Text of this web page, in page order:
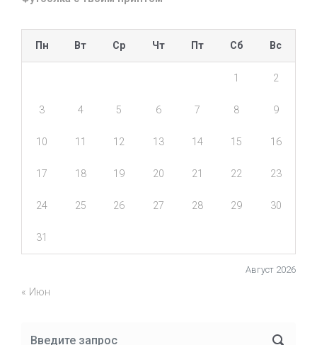
Август 2026
Пн Вт Ср Чт Пт Сб Вс
1 2
3 4 5 6 7 8 9
10 11 12 13 14 15 16
17 18 19 20 21 22 23
24 25 26 27 28 29 30
31
« Июн